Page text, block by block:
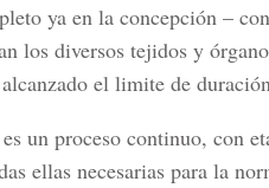
ya en la concepción –
los diversos tejidos y
el limite de
un proceso continuo, con
ellas necesarias para la